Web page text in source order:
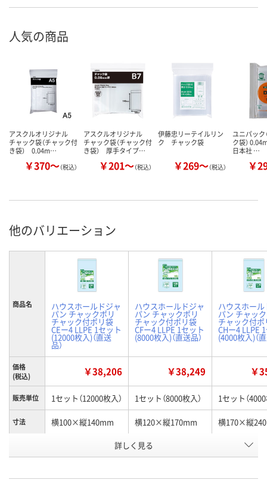
人気の商品
アスクルオリジナル
チャック袋（チャック付
き袋） 0.04m…
￥370～（税込）
アスクルオリジナル
チャック袋（チャック付
き袋） 厚手タイプ…
￥201～（税込）
伊藤忠リーテイルリン
ク チャック袋
￥269～（税込）
ユニパック
ク袋）
日本社 …
￥
他のバリエーション
商品名 ハウスホールドジャ
パン チャックポリ
チャック付ポリ袋
CEー4 LLPE 1セット
(12000枚入)（直送
品）
ハウスホールドジャ
パン チャックポリ
チャック付ポリ袋
CFー4 LLPE 1セット
(8000枚入)（直送品）
ハウスホー
パン チャッ
チャック付ポ
CHー4 LLPE
(4000枚入)（
価格
(税込)
￥38,206 ￥38,249 ￥
販売単位 1セット（12000枚入） 1セット（8000枚入） 1セット（4000
寸法 横100×縦140mm 横120×縦170mm 横170×縦
RX98156 RX98131
詳しく見る